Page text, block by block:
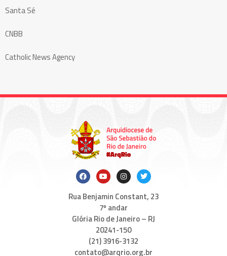
Santa Sé
CNBB
Catholic News Agency
Rua Benjamin Constant, 23
7º andar
Glória Rio de Janeiro – RJ
20241-150
(21) 3916-3132
contato@arqrio.org.br